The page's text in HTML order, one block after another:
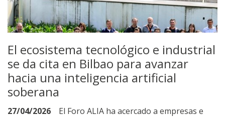
El ecosistema tecnológico e industrial
se da cita en Bilbao para avanzar
hacia una inteligencia artificial
soberana
27/04/2026
El Foro ALIA ha acercado a empresas e